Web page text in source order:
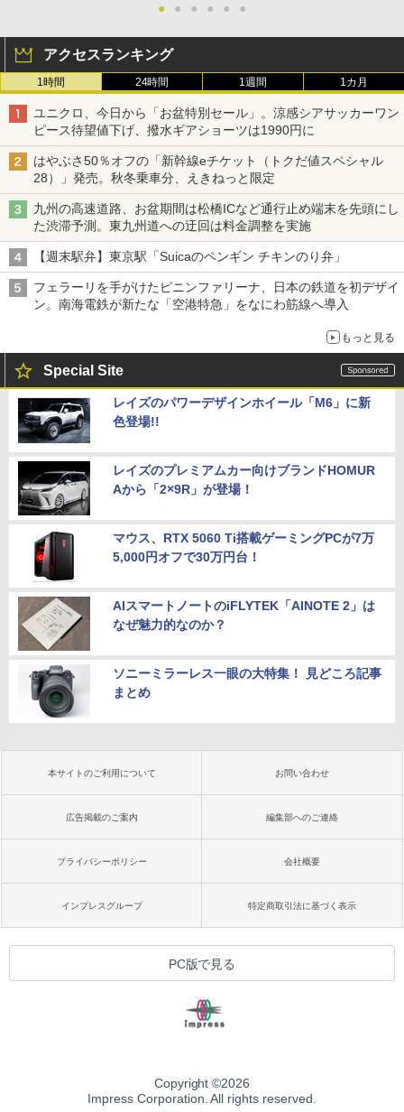
● ● ● ● ● ●
アクセスランキング
1時間 24時間 1週間 1カ月
ユニクロ、今日から「お盆特別セール」。涼感シアサッカーワン
ピース待望値下げ、撥水ギアショーツは1990円に
はやぶさ50％オフの「新幹線eチケット（トクだ値スペシャル
28）」発売。秋冬乗車分、えきねっと限定
九州の高速道路、お盆期間は松橋ICなど通行止め端末を先頭にし
た渋滞予測。東九州道への迂回は料金調整を実施
【週末駅弁】東京駅「Suicaのペンギン チキンのり弁」
フェラーリを手がけたピニンファリーナ、日本の鉄道を初デザイ
ン。南海電鉄が新たな「空港特急」をなにわ筋線へ導入
もっと見る
Special Site
レイズのパワーデザインホイール「M6」に新
色登場!!
レイズのプレミアムカー向けブランドHOMUR
Aから「2×9R」が登場！
マウス、RTX 5060 Ti搭載ゲーミングPCが7万
5,000円オフで30万円台！
AIスマートノートのiFLYTEK「AINOTE 2」は
なぜ魅力的なのか？
ソニーミラーレス一眼の大特集！ 見どころ記事
まとめ
本サイトのご利用について お問い合わせ
広告掲載のご案内 編集部へのご連絡
プライバシーポリシー 会社概要
インプレスグループ 特定商取引法に基づく表示
PC版で見る
Copyright ©2026
Impress Corporation. All rights reserved.